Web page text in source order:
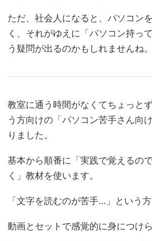
ただ、社会人になると、パソコン
く、それがゆえに「パソコン持っ
う疑問が出るのかもしれませんね。
教室に通う時間がなくてちょっと
う方向けの「パソコン苦手さん向
りました。
基本から順番に「実践で覚えるの
く」教材を使います。
「文字を読むのが苦手…」という方
動画とセットで感覚的に身につけら